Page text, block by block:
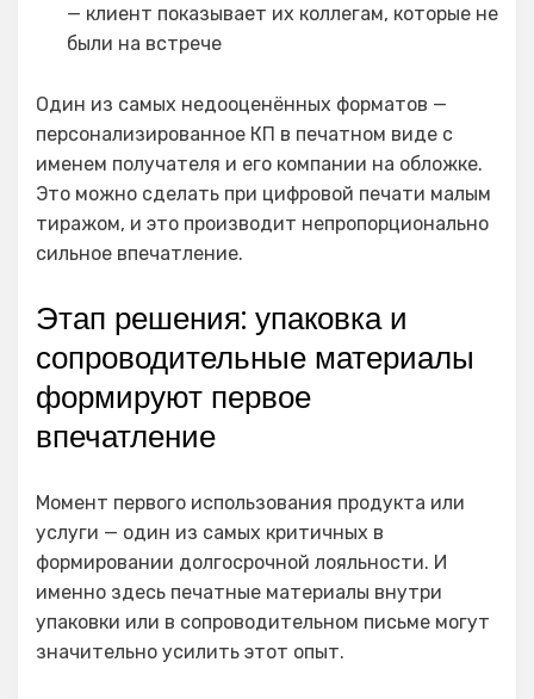
— клиент показывает их коллегам, которые не
были на встрече
Один из самых недооценённых форматов —
персонализированное КП в печатном виде с
именем получателя и его компании на обложке.
Это можно сделать при цифровой печати малым
тиражом, и это производит непропорционально
сильное впечатление.
Этап решения: упаковка и
сопроводительные материалы
формируют первое
впечатление
Момент первого использования продукта или
услуги — один из самых критичных в
формировании долгосрочной лояльности. И
именно здесь печатные материалы внутри
упаковки или в сопроводительном письме могут
значительно усилить этот опыт.